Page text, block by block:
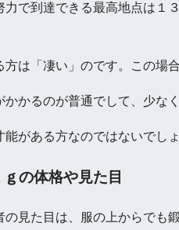
で到達できる最高地点は１
は「凄い」のです。この場
かるのが普通でして、少な
がある方なのではないでしょ
の体格や見た目
見た目は、服の上からでも